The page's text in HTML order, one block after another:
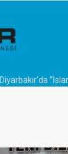
Diyarbakır’da